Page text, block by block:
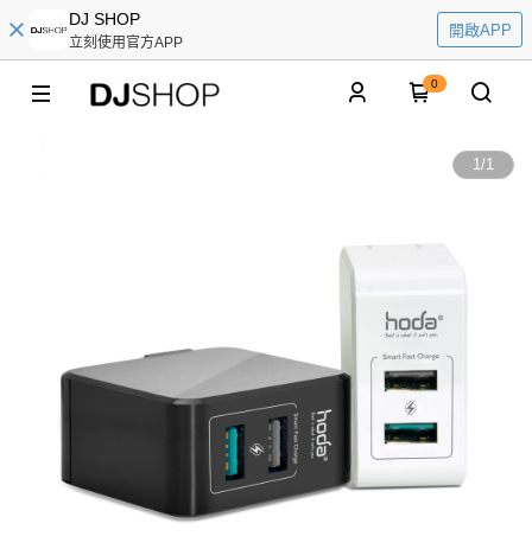
DJ SHOP
立刻使用官方APP
開啟APP
0
1/1